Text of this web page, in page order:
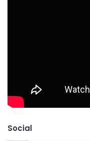
Social